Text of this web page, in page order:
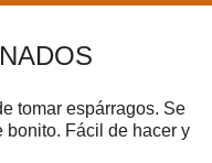
tomar espárragos. Se
bonito. Fácil de hacer y